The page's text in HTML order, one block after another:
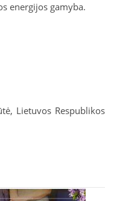
energijos gamyba.
Lietuvos Respublikos